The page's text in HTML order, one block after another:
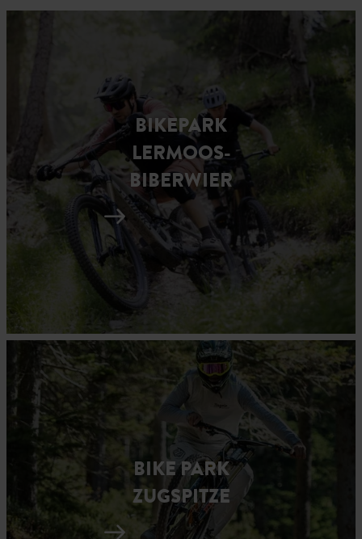
BIKEPARK
LERMOOS-
BIBERWIER
BIKE PARK
ZUGSPITZE